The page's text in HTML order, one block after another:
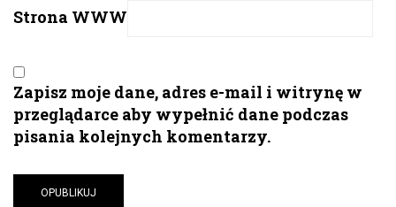
Strona WWW
Zapisz moje dane, adres e-mail i witrynę w
przeglądarce aby wypełnić dane podczas
pisania kolejnych komentarzy.